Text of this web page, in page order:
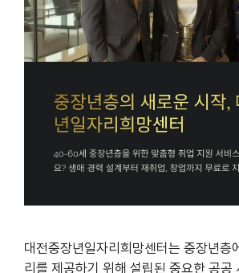
대전중장년일자리희망센터는 중장년층
리를 제공하기 위해 설립된 중요한 공공